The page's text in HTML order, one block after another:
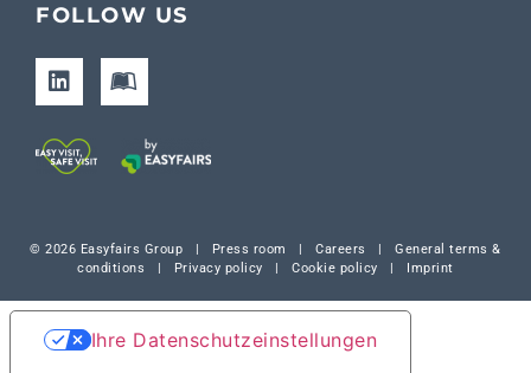
FOLLOW US
© 2026 Easyfairs Group | Press room |Careers |General terms &
conditions | Privacy policy |Cookie policy | Imprint
Ihre Datenschutzeinstellungen